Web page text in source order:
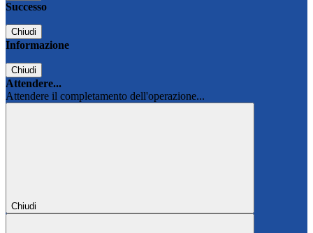
Successo
Chiudi
Informazione
Chiudi
Attendere...
Attendere il completamento dell'operazione...
Chiudi